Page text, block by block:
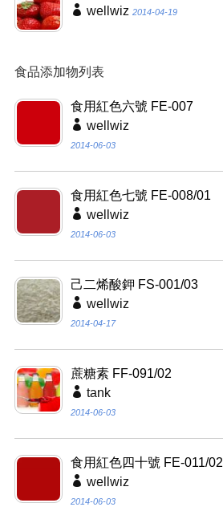
wellwiz 2014-04-19
食品添加物列表
食用紅色六號 FE-007
wellwiz
2014-06-03
食用紅色七號 FE-008/01
wellwiz
2014-06-03
己二烯酸鉀 FS-001/03
wellwiz
2014-04-17
蔗糖素 FF-091/02
tank
2014-06-03
食用紅色四十號 FE-011/02
wellwiz
2014-06-03